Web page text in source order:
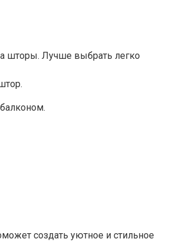
шторы.​ Лучше выбрать легко
создать уютное и стильное